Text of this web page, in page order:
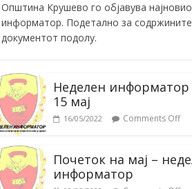
Општина Крушево го објавува
информатор. Подетално за
документот подолу.
Неделен информатор
15 мај
16/05/2022 Comments Off
Почеток на мај –
информатор